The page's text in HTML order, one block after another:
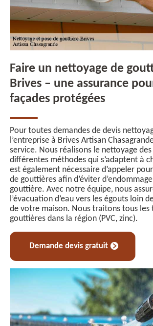
Faire un nettoyage de
Brives – une assurance
façades protégées
Pour toutes demandes de devis
l’entreprise à Brives Artisan
service. Nous réalisons le nettoyage
différentes méthodes qui s’adaptent à
est également nécessaire d’appeler
de gouttières afin d’éviter
gouttière. Avec notre équipe, nous
l’évacuation d’eau vers les égouts loin
de votre maison. Nous traitons tous les
gouttières dans la région (PVC, zinc).
Demande devis gratuit